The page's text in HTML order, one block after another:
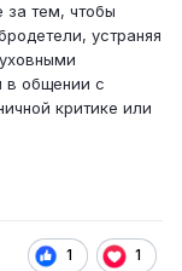
за тем, чтобы
устраняя
в общении с
критике или
1 1